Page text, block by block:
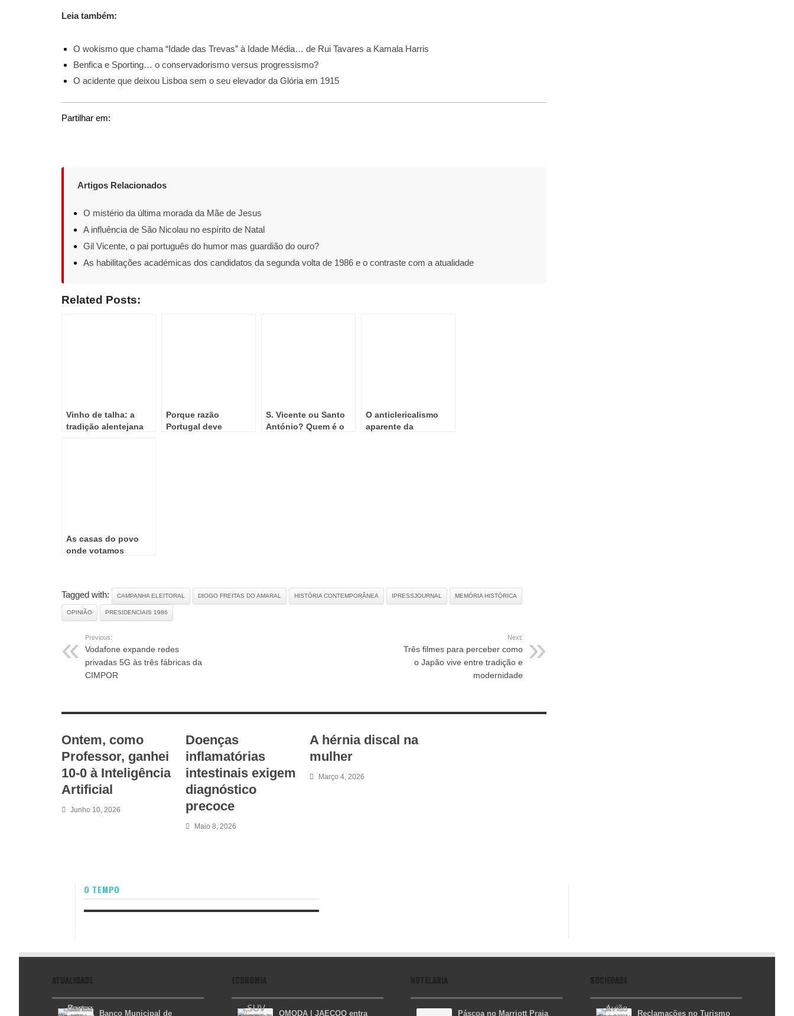
Leia também:
O wokismo que chama “Idade das Trevas” à Idade Média… de Rui Tavares a Kamala Harris
Benfica e Sporting… o conservadorismo versus progressismo?
O acidente que deixou Lisboa sem o seu elevador da Glória em 1915
Partilhar em:
Artigos Relacionados
O mistério da última morada da Mãe de Jesus
A influência de São Nicolau no espírito de Natal
Gil Vicente, o pai português do humor mas guardião do ouro?
As habilitações académicas dos candidatos da segunda volta de 1986 e o contraste com a atualidade
Related Posts:
Vinho de talha: a
tradição alentejana
Porque razão
Portugal deve
S. Vicente ou Santo
António? Quem é o
O anticlericalismo
aparente da
As casas do povo
onde votamos
Tagged with: CAMPANHA ELEITORAL DIOGO FREITAS DO AMARAL HISTÓRIA CONTEMPORÂNEA IPRESSJOURNAL MEMÓRIA HISTÓRICA
OPINIÃO PRESIDENCIAIS 1986
Previous:
Vodafone expande redes
privadas 5G às três fábricas da
CIMPOR
Next:
Três filmes para perceber como
o Japão vive entre tradição e
modernidade
Ontem, como
Professor, ganhei
10-0 à Inteligência
Artificial
Junho 10, 2026
Doenças
inflamatórias
intestinais exigem
diagnóstico
precoce
Maio 8, 2026
A hérnia discal na
mulher
Março 4, 2026
O TEMPO
ATUALIDADE
Banco Municipal de
ECONOMIA
OMODA | JAECOO entra
HOTELARIA
Páscoa no Marriott Praia
SOCIEDADE
Reclamações no Turismo